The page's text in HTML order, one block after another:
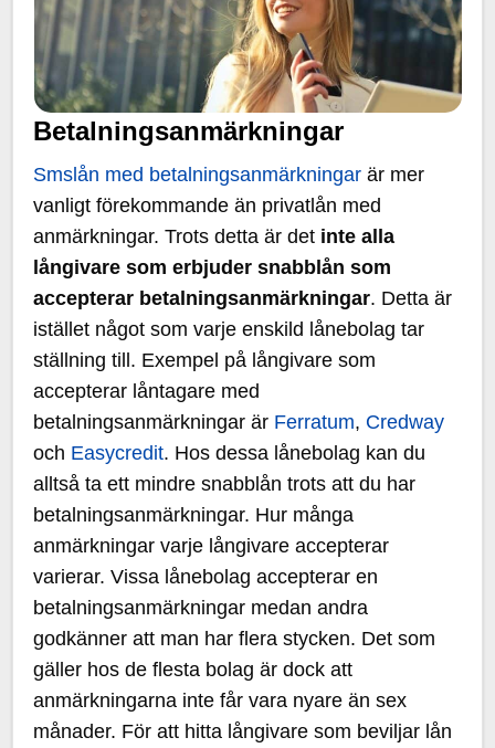
Betalningsanmärkningar
Smslån med betalningsanmärkningar är mer
vanligt förekommande än privatlån med
anmärkningar. Trots detta är det inte alla
långivare som erbjuder snabblån som
accepterar betalningsanmärkningar. Detta är
istället något som varje enskild lånebolag tar
ställning till. Exempel på långivare som
accepterar låntagare med
betalningsanmärkningar är Ferratum, Credway
och Easycredit. Hos dessa lånebolag kan du
alltså ta ett mindre snabblån trots att du har
betalningsanmärkningar. Hur många
anmärkningar varje långivare accepterar
varierar. Vissa lånebolag accepterar en
betalningsanmärkningar medan andra
godkänner att man har flera stycken. Det som
gäller hos de flesta bolag är dock att
anmärkningarna inte får vara nyare än sex
månader. För att hitta långivare som beviljar lån